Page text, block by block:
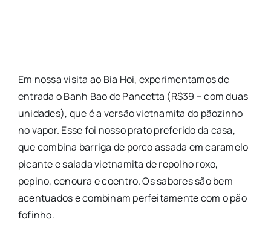
Em nossa visita ao Bia Hoi, experimentamos de
entrada o Banh Bao de Pancetta (R$39 – com duas
unidades), que é a versão vietnamita do pãozinho
no vapor. Esse foi nosso prato preferido da casa,
que combina barriga de porco assada em caramelo
picante e salada vietnamita de repolho roxo,
pepino, cenoura e coentro. Os sabores são bem
acentuados e combinam perfeitamente com o pão
fofinho.